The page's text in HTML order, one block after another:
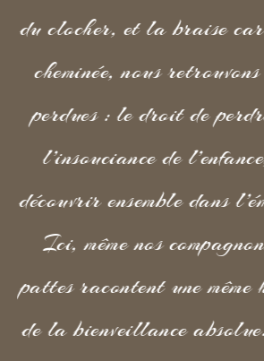
du clocher, et la braise
cheminée, nous
perdues : le droit de
l’insouciance de
découvrir ensemble dans
Ici, même nos
pattes racontent une
de la bienveillance